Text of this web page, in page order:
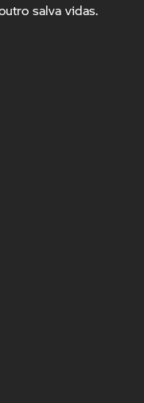
salva vidas.